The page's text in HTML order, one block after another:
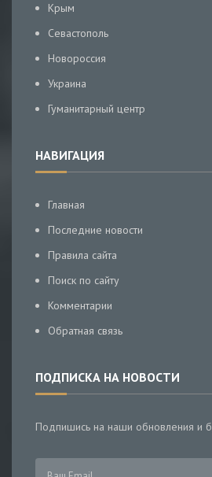
Крым
Севастополь
Новороссия
Украина
Гуманитарный центр
НАВИГАЦИЯ
Главная
Последние новости
Правила сайта
Поиск по сайту
Комментарии
Обратная связь
ПОДПИСКА НА НОВОСТИ
Подпишись на наши обновления и